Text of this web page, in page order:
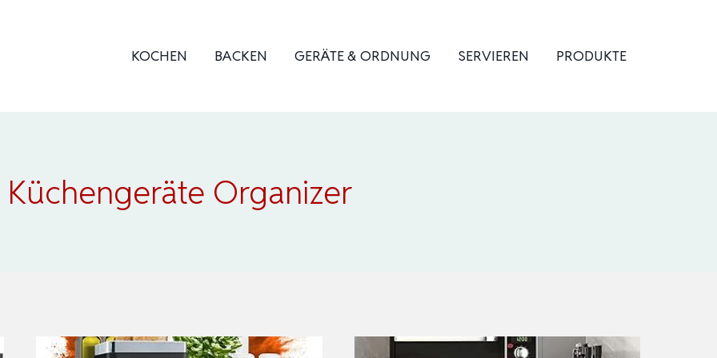
KOCHEN BACKEN GERÄTE & ORDNUNG SERVIEREN PRODUKTE
Küchengeräte Organizer